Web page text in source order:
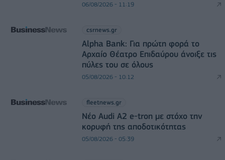
06/08/2026 - 11:19
csrnews.gr
Alpha Bank: Για πρώτη φορά το
Αρχαίο Θέατρο Επιδαύρου άνοιξε τις
πύλες του σε όλους
05/08/2026 - 10:12
fleetnews.gr
Νέο Audi A2 e-tron με στόχο την
κορυφή της αποδοτικότητας
05/08/2026 - 05:39